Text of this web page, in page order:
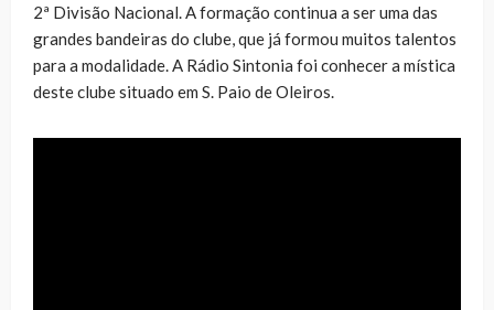
2ª Divisão Nacional. A formação continua a ser uma das
grandes bandeiras do clube, que já formou muitos talentos
para a modalidade. A Rádio Sintonia foi conhecer a mística
deste clube situado em S. Paio de Oleiros.